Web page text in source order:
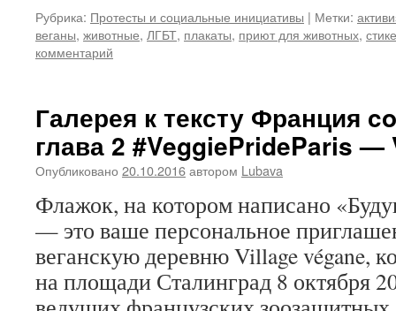
Рубрика: Протесты и социальные инициативы | Метки:
веганы, животные, ЛГБТ, плакаты, приют для животных,
комментарий
Галерея к тексту Франция
глава 2 #VeggiePrideParis —
Опубликовано 20.10.2016автором Lubava
Флажок, на котором написано
— это ваше персональное
веганскую деревню Village végane,
на площади Сталинград 8 октября